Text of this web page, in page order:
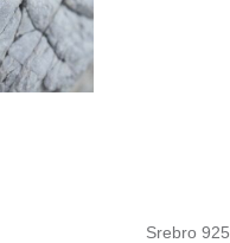
Srebro 925